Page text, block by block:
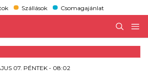
Szállások Csomagajánlat
07. PÉNTEK - 08:02